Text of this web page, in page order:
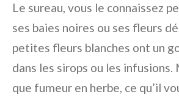
Le sureau, vous le connaissez
ses baies noires ou ses fleurs
petites fleurs blanches ont un
dans les sirops ou les infusions.
que fumeur en herbe, ce qu’il